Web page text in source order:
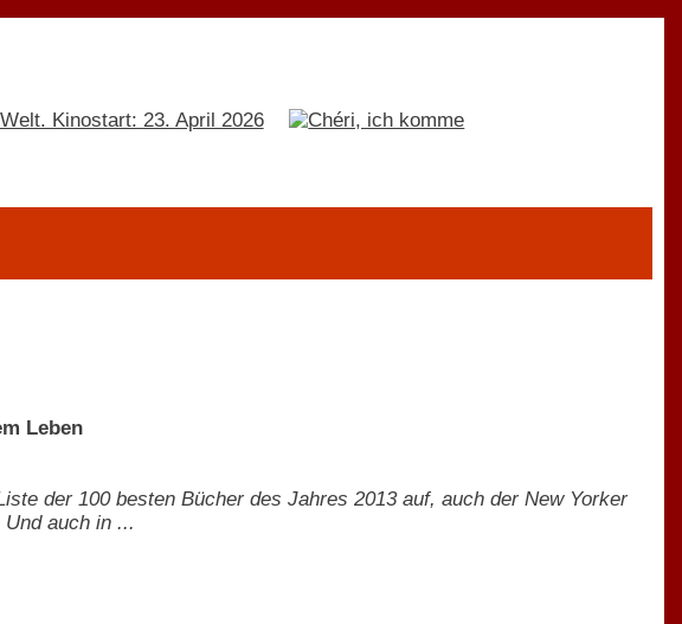
Leben
der 100 besten Bücher des Jahres 2013 auf, auch der New Yorker
auch in ...